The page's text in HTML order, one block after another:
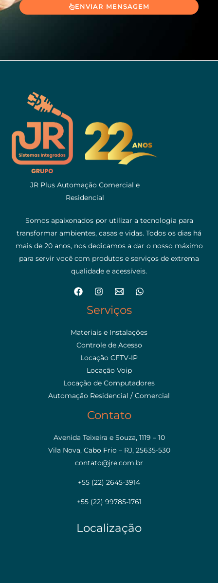
ENVIAR MENSAGEM
JR Plus Automação Comercial e
Residencial
Somos apaixonados por utilizar a tecnologia para
transformar ambientes, casas e vidas. Todos os dias há
mais de 20 anos, nos dedicamos a dar o nosso máximo
para servir você com produtos e serviços de extrema
qualidade e acessíveis.
Serviços
Materiais e Instalações
Controle de Acesso
Locação CFTV-IP
Locação Voip
Locação de Computadores
Automação Residencial / Comercial
Contato
Avenida Teixeira e Souza, 1119 – 10
Vila Nova, Cabo Frio – RJ, 25635-530
contato@jre.com.br
+55 (22) 2645-3914
+55 (22) 99785-1761
Localização